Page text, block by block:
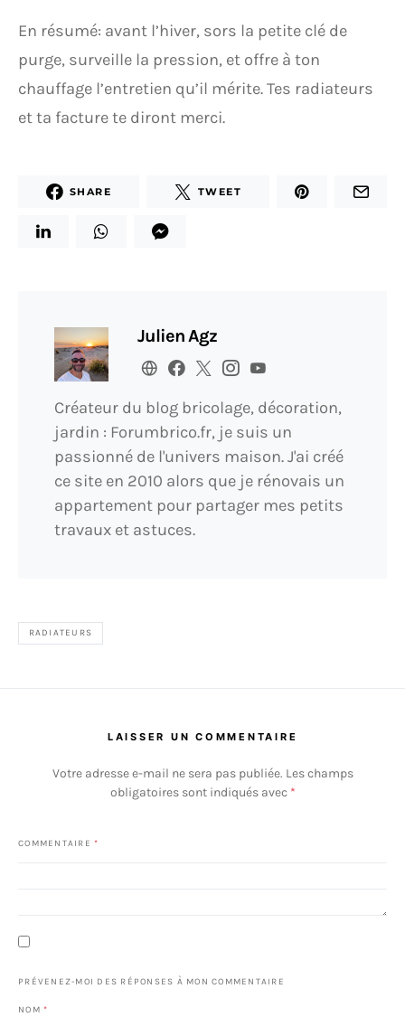
En résumé: avant l’hiver, sors la petite clé de
purge, surveille la pression, et offre à ton
chauffage l’entretien qu’il mérite. Tes radiateurs
et ta facture te diront merci.
SHARE TWEET
Julien Agz
Créateur du blog bricolage, décoration,
jardin : Forumbrico.fr, je suis un
passionné de l'univers maison. J'ai créé
ce site en 2010 alors que je rénovais un
appartement pour partager mes petits
travaux et astuces.
RADIATEURS
LAISSER UN COMMENTAIRE
Votre adresse e-mail ne sera pas publiée. Les champs
obligatoires sont indiqués avec *
COMMENTAIRE *
PRÉVENEZ-MOI DES RÉPONSES À MON COMMENTAIRE
NOM *